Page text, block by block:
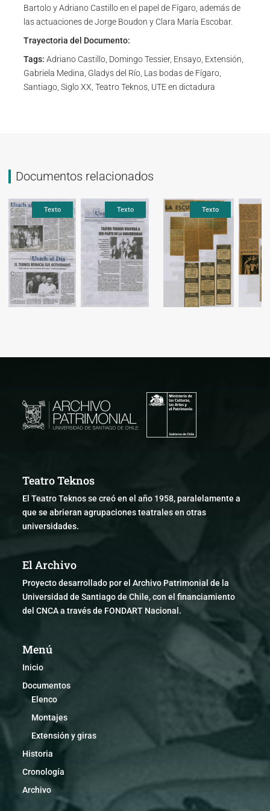
Bartolo y Adriano Castillo en el papel de Fígaro, además de
las actuaciones de Jorge Boudon y Clara María Escobar.
Trayectoria del Documento:
Tags: Adriano Castillo, Domingo Tessier, Ensayo, Extensión,
Gabriela Medina, Gladys del Río, Las bodas de Fígaro,
Santiago, Siglo XX, Teatro Teknos, UTE en dictadura
Documentos relacionados
Texto Texto
Texto
Texto Texto
Teatro Teknos
El Teatro Teknos se creó en el año 1958, paralelamente a
que se abrieran agrupaciones teatrales en otras
universidades.
El Archivo
Proyecto desarrollado por el Archivo Patrimonial de la
Universidad de Santiago de Chile, con el financiamiento
del CNCA a través de FONDART Nacional.
Menú
Inicio
Documentos
Elenco
Montajes
Extensión y giras
Historia
Cronología
Archivo